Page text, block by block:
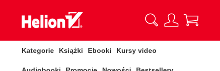
Kategorie Książki Ebooki Kursy video